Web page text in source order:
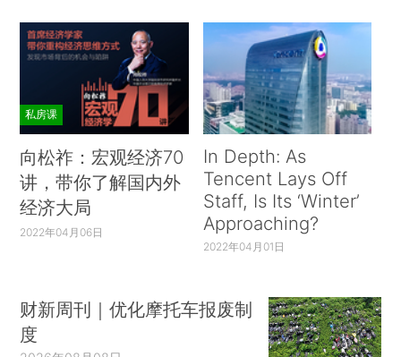
私房课
向松祚：宏观经济70
讲，带你了解国内外
经济大局
2022年04月06日
In Depth: As
Tencent Lays Off
Staff, Is Its ‘Winter’
Approaching?
2022年04月01日
财新周刊｜优化摩托车报废制
度